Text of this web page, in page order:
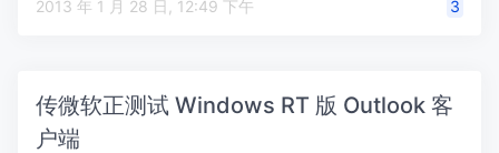
2013 年 1 月 28 日, 12:49 下午 3
传微软正测试 Windows RT 版 Outlook 客
户端